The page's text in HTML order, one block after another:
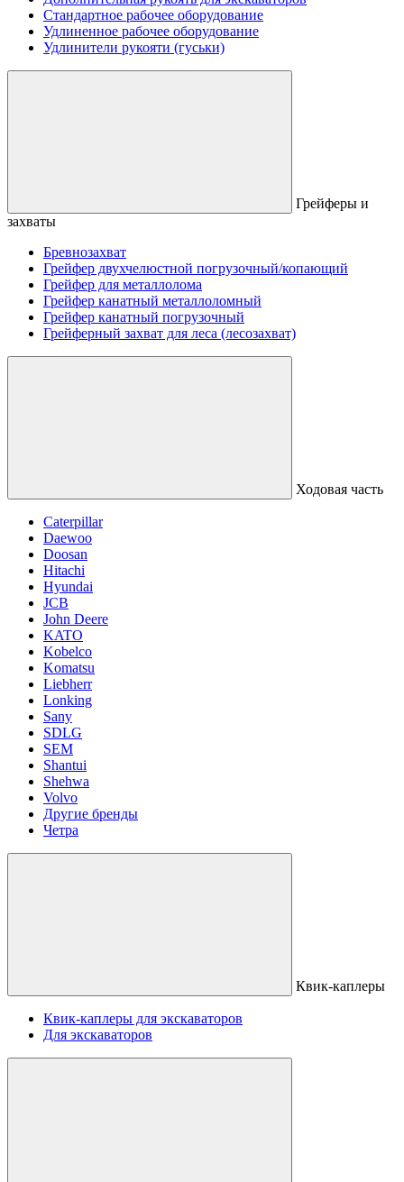
Стандартное рабочее оборудование
Удлиненное рабочее оборудование
Удлинители рукояти (гуськи)
Грейферы и
захваты
Бревнозахват
Грейфер двухчелюстной погрузочный/копающий
Грейфер для металлолома
Грейфер канатный металлоломный
Грейфер канатный погрузочный
Грейферный захват для леса (лесозахват)
Ходовая часть
Caterpillar
Daewoo
Doosan
Hitachi
Hyundai
JCB
John Deere
KATO
Kobelco
Komatsu
Liebherr
Lonking
Sany
SDLG
SEM
Shantui
Shehwa
Volvo
Другие бренды
Четра
Квик-каплеры
Квик-каплеры для экскаваторов
Для экскаваторов